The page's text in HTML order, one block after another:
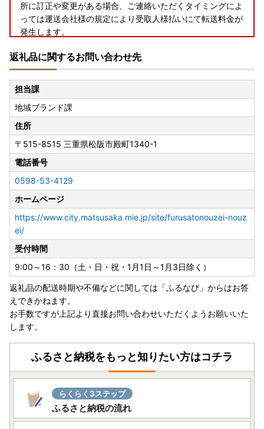
所に訂正や変更がある場合、ご連絡いただくタイミングによ
っては運送会社様の規定により受取人様払いにて転送料金が
発生します。
込みのキャンセルはご対応いたしかねます。
■書類について■
寄附金受領証明書・ワンストップ特例申請書類（要望された
方のみ）につきましては、ご寄附をいただきました後2週間
程度で返礼品とは別に郵送いたします。
■ワンストップ特例申請についてのご案内■
松阪市では、寄附者様のワンストップ特例申請のお手続きの
負担を軽減するために、公的個人認証アプリ「IAM」を利用
したスマートフォンで申請が完結する方法がご利用いただけ
ます。申請書の作成や返送が不要のため手間のかかるお手続
きを大幅に減らすことができますので、マイナンバーカード
をお持ちの方は是非ともご活用いただけますと幸いです。詳
細につきましては、ご寄附いただいた後にお送りするワンス
トップ特例申請書類をご確認ください。
なお、従来通りの「書類郵送による申請」も引き続きご利用
いただけます。
▼オンラインでのワンストップ特例申請は「ふるまど」か
ら。
新規アカウント登録の上ログインし寄附情報を追加していた
だきますと、公的個人認証サービス【IAM （アイアム）】を
利用したオンラインでのワンストップ特例申請及び変更申請
や、受付状況の確認等が可能です。詳細につきましては、以
https://iam-jpki.jp/lp/iam-furumado/（※外部サイトへ遷移
します）
返礼品に関するお問い合わせ先
担当課
地域ブランド課
住所
〒515-8515 三重県松阪市殿町1340-1
電話番号
0598-53-4129
ホームページ
https://www.city.matsusaka.mie.jp/site/furusatonouzei-nouz
ei/
受付時間
9:00～16：30（土・日・祝・1月1日～1月3日除く）
返礼品の配送時期や不備などに関しては「ふるなび」からはお答
えできかねます。
お手数ですが上記より直接お問い合わせいただくようお願いいた
します。
ふるさと納税をもっと知りたい方はコチラ
らくらく3ステップ
ふるさと納税の流れ